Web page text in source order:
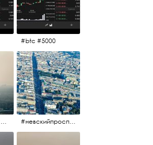
#btc #5000
#лахтацентр #лахта #башнягазпром #газпром #башня #небоскрёбпитера #небоскрёб #финскийзалив #санктпетербург #невскийпроспект #центргорода #санктпетербург #осень2017 #когдапаришьнадгородом